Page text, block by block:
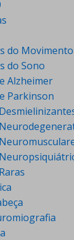
do Movimento
do Sono
Alzheimer
Parkinson